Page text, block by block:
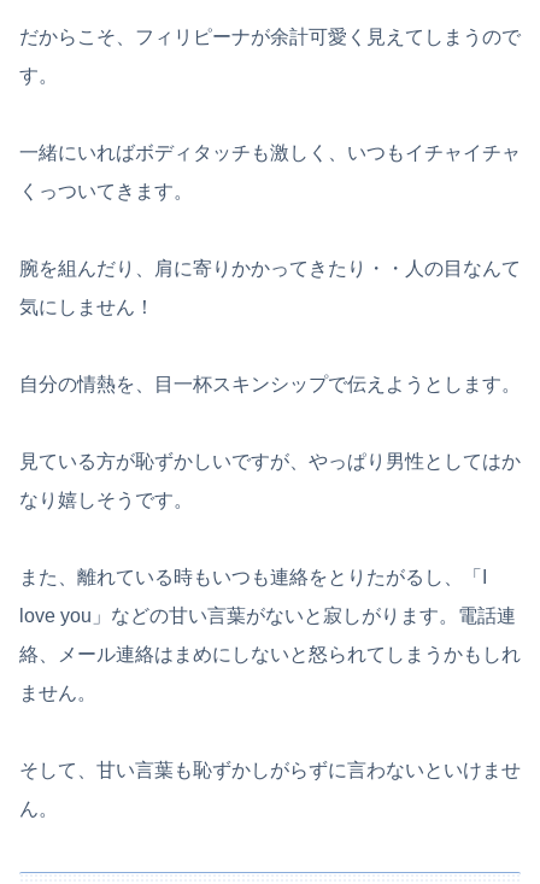
だからこそ、フィリピーナが余計可愛く見えてしまうので
す。
一緒にいればボディタッチも激しく、いつもイチャイチャ
くっついてきます。
腕を組んだり、肩に寄りかかってきたり・・人の目なんて
気にしません！
自分の情熱を、目一杯スキンシップで伝えようとします。
見ている方が恥ずかしいですが、やっぱり男性としてはか
なり嬉しそうです。
また、離れている時もいつも連絡をとりたがるし、「I
love you」などの甘い言葉がないと寂しがります。電話連
絡、メール連絡はまめにしないと怒られてしまうかもしれ
ません。
そして、甘い言葉も恥ずかしがらずに言わないといけませ
ん。